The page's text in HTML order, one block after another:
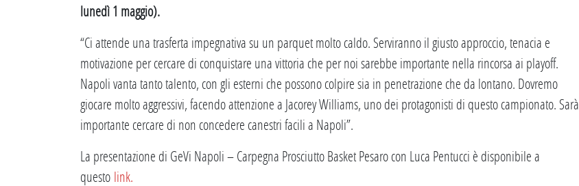
lunedì 1 maggio).
“Ci attende una trasferta impegnativa su un parquet molto caldo. Serviranno il giusto approccio, tenacia e
motivazione per cercare di conquistare una vittoria che per noi sarebbe importante nella rincorsa ai playoff.
Napoli vanta tanto talento, con gli esterni che possono colpire sia in penetrazione che da lontano. Dovremo
giocare molto aggressivi, facendo attenzione a Jacorey Williams, uno dei protagonisti di questo campionato. Sarà
importante cercare di non concedere canestri facili a Napoli”.
La presentazione di GeVi Napoli – Carpegna Prosciutto Basket Pesaro con Luca Pentucci è disponibile a
questo link.